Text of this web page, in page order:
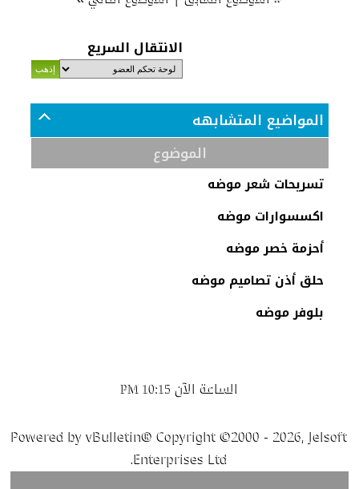
الانتقال السريع
المواضيع المتشابهه
الموضوع
تسريحات شعر موضه
اكسسوارات موضه
أحزمة خصر موضه
حلق أذن تصاميم موضه
بلوفر موضه
الساعة الآن 10:15 PM
Powered by vBulletin® Copyright ©2000 - 2026, Jelsoft
Enterprises Ltd.